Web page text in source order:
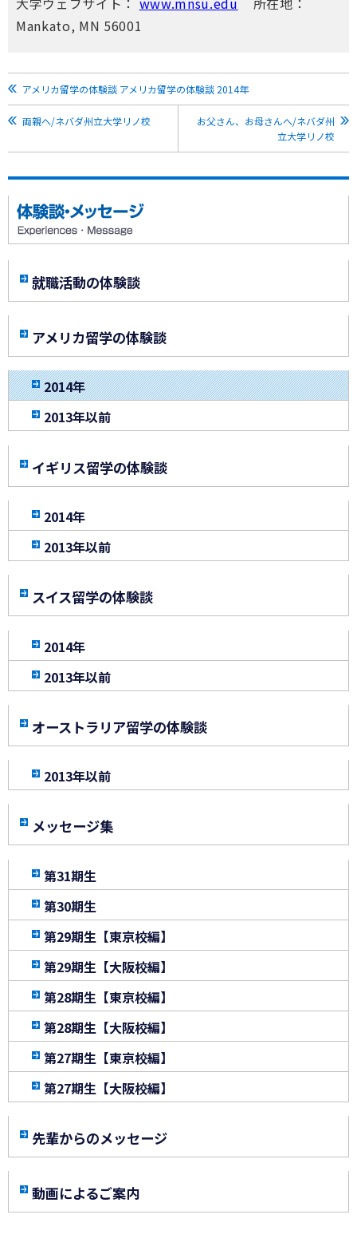
Mankato, MN 56001
アメリカ留学の体験談 アメリカ留学の体験談 2014年
両親へ/ネバダ州立大学リノ校
お父さん、お母さんへ/ネバダ州
立大学リノ校
就職活動の体験談
アメリカ留学の体験談
2014年
2013年以前
イギリス留学の体験談
2014年
2013年以前
スイス留学の体験談
2014年
2013年以前
オーストラリア留学の体験談
2013年以前
メッセージ集
第31期生
第30期生
第29期生【東京校編】
第29期生【大阪校編】
第28期生【東京校編】
第28期生【大阪校編】
第27期生【東京校編】
第27期生【大阪校編】
先輩からのメッセージ
動画によるご案内